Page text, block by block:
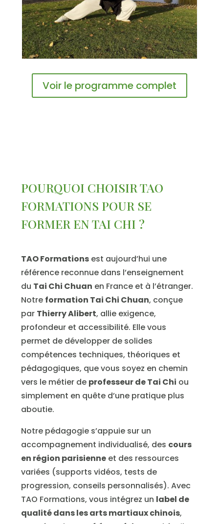
Voir le programme complet
POURQUOI CHOISIR TAO
FORMATIONS POUR SE
FORMEREN TAI CHI ?
TAO Formationsest aujourd’hui une
référence reconnue dans l’enseignement
du Tai Chi Chuan en France et à l’étranger.
Notre formation Tai Chi Chuan, conçue
par Thierry Alibert, allie exigence,
profondeur et accessibilité. Elle vous
permet de développer de solides
compétences techniques, théoriques et
pédagogiques, que vous soyez en chemin
vers le métier de professeur de Tai Chi ou
simplement en quête d’une pratique plus
aboutie.
Notre pédagogie s’appuie sur un
accompagnement individualisé, des cours
en région parisienneet des ressources
variées (supports vidéos, tests de
progression, conseils personnalisés). Avec
TAO Formations, vous intégrez un label de
qualité dans les arts martiaux chinois,